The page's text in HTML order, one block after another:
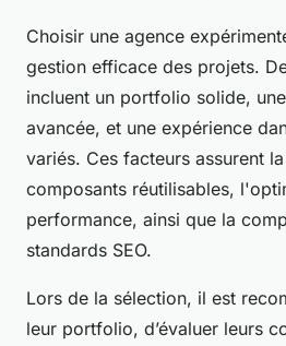
Choisir une agence
gestion efficace des projets.
incluent un portfolio solide,
avancée, et une expérience
variés. Ces facteurs assurent
composants réutilisables,
performance, ainsi que la
standards SEO.
Lors de la sélection, il est
leur portfolio, d’évaluer leurs